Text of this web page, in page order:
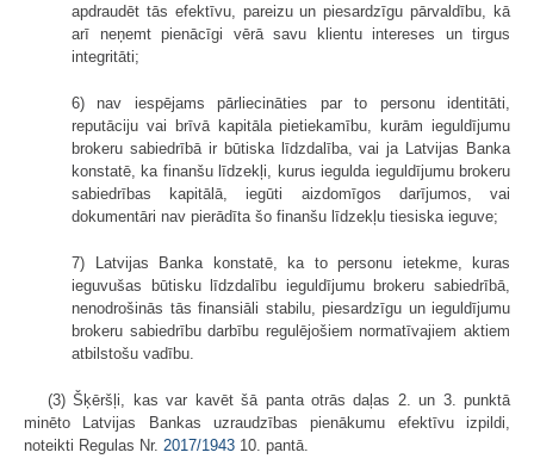
apdraudēt tās efektīvu, pareizu un piesardzīgu pārvaldību, kā
arī neņemt pienācīgi vērā savu klientu intereses un tirgus
integritāti;
6) nav iespējams pārliecināties par to personu identitāti,
reputāciju vai brīvā kapitāla pietiekamību, kurām ieguldījumu
brokeru sabiedrībā ir būtiska līdzdalība, vai ja Latvijas Banka
konstatē, ka finanšu līdzekļi, kurus iegulda ieguldījumu brokeru
sabiedrības kapitālā, iegūti aizdomīgos darījumos, vai
dokumentāri nav pierādīta šo finanšu līdzekļu tiesiska ieguve;
7) Latvijas Banka konstatē, ka to personu ietekme, kuras
ieguvušas būtisku līdzdalību ieguldījumu brokeru sabiedrībā,
nenodrošinās tās finansiāli stabilu, piesardzīgu un ieguldījumu
brokeru sabiedrību darbību regulējošiem normatīvajiem aktiem
atbilstošu vadību.
(3) Šķēršļi, kas var kavēt šā panta otrās daļas 2. un 3. punktā
minēto Latvijas Bankas uzraudzības pienākumu efektīvu izpildi,
noteikti Regulas Nr. 2017/1943 10. pantā.